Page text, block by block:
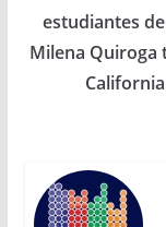
estudiantes
Milena Quiroga